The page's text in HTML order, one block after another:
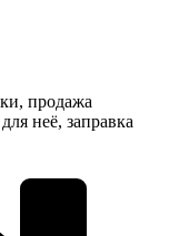
продажа
неё, заправка